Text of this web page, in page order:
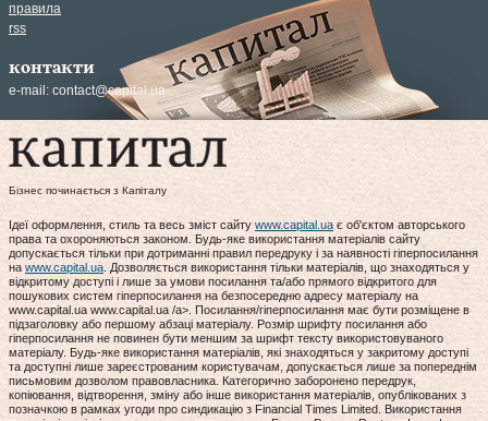
правила
rss
контакти
e-mail: contact@capital.ua
Бізнес починається з Капіталу
Ідеї оформлення, стиль та весь зміст сайту www.capital.ua є об'єктом авторського
права та охороняються законом. Будь-яке використання матеріалів сайту
допускається тільки при дотриманні правил передруку і за наявності гіперпосилання
на www.capital.ua. Дозволяється використання тільки матеріалів, що знаходяться у
відкритому доступі і лише за умови посилання та/або прямого відкритого для
пошукових систем гіперпосилання на безпосередню адресу матеріалу на
www.capital.ua www.capital.ua /a>. Посилання/гіперпосилання має бути розміщене в
підзаголовку або першому абзаці матеріалу. Розмір шрифту посилання або
гіперпосилання не повинен бути меншим за шрифт тексту використовуваного
матеріалу. Будь-яке використання матеріалів, які знаходяться у закритому доступі
та доступні лише зареєстрованим користувачам, допускається лише за попереднім
письмовим дозволом правовласника. Категорично заборонено передрук,
копіювання, відтворення, зміну або інше використання матеріалів, опублікованих з
позначкою в рамках угоди про синдикацію з Financial Times Limited. Використання